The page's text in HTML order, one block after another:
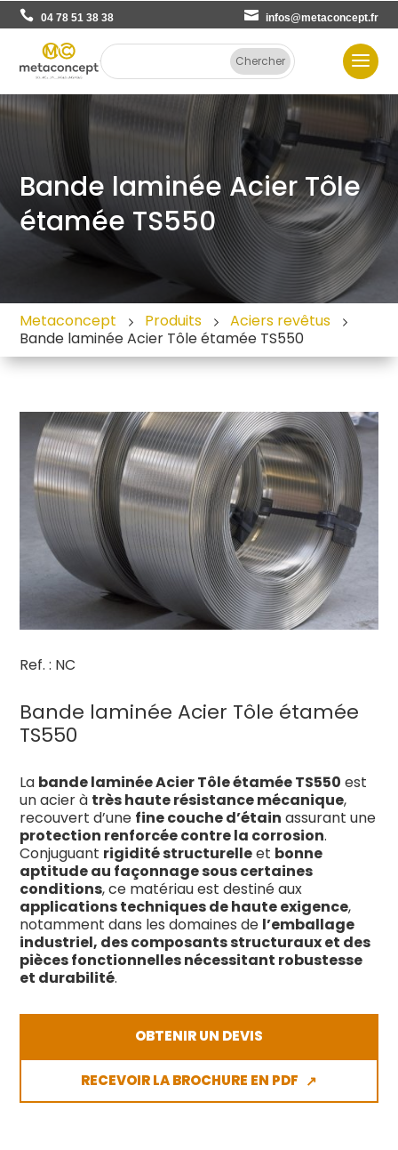
04 78 51 38 38 infos@metaconcept.fr
Bande laminée Acier Tôle
étamée TS550
Metaconcept Produits
Aciers revêtus
Bande laminée Acier Tôle étamée TS550
Ref. : NC
Bande laminée Acier Tôle étamée
TS550
La bande laminée Acier Tôle étamée TS550 est
un acier à très haute résistance mécanique,
recouvert d’une fine couche d’étain assurant une
protection renforcée contre la corrosion.
Conjuguant rigidité structurelleet bonne
aptitude au façonnage sous certaines
conditions, ce matériau est destiné aux
applications techniques de haute exigence,
notamment dans les domaines de l’emballage
industriel, des composants structuraux et des
pièces fonctionnelles nécessitant robustesse
et durabilité.
OBTENIR UN DEVIS
RECEVOIR LA BROCHURE EN PDF ↗